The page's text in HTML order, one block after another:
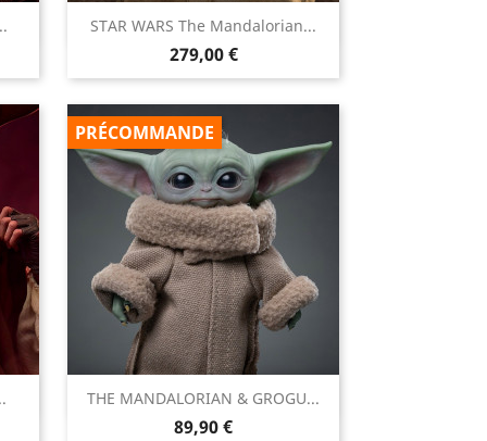
STAR WARS The Mandalorian...
Prix
279,00 €
Aperçu rapide
THE MANDALORIAN & GROGU...
Prix
89,90 €
PRÉCOMMANDE
Aperçu rapide